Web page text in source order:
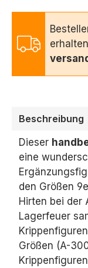
Beschreibung
Dieser
eine
den Größen
Hirten bei der
Lagerfeuer
Größen (A-